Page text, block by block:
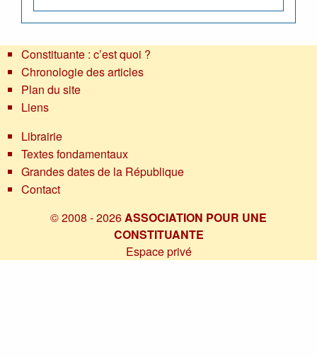
Constituante : c’est quoi ?
Chronologie des articles
Plan du site
Liens
Librairie
Textes fondamentaux
Grandes dates de la République
Contact
© 2008 - 2026ASSOCIATION POUR UNE
CONSTITUANTE
Espace privé